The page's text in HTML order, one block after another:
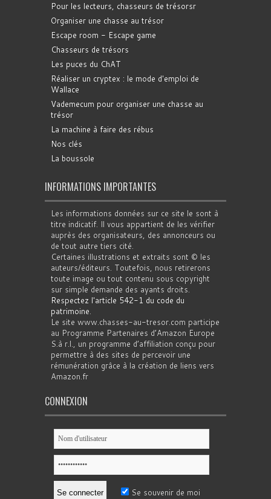
Pour les lecteurs, chasseurs de trésorsr
Organiser une chasse au trésor
Escape room - Escape game
Chasseurs de trésors
Les puces du ChAT
Réaliser un cryptex : le mode d'emploi de
Wallace
Vademecum pour organiser une chasse au
trésor
La machine à faire des rébus
Nos clés
La boussole
INFORMATIONS IMPORTANTES
Les informations données sur ce site le sont à
titre indicatif. Il vous appartient de les vérifier
auprès des organisateurs, des annonceurs ou
de tout autre tiers cité.
Certaines illustrations et extraits sont © les
auteurs/éditeurs. Toutefois, nous retirerons
toute image ou tout contenu sous copyright
sur simple demande des ayants droits.
Respectez l'article 542-1 du code du
patrimoine.
Le site www.chasses-au-tresor.com participe
au Programme Partenaires d’Amazon Europe
S.à r.l., un programme d’affiliation conçu pour
permettre à des sites de percevoir une
rémunération grâce à la création de liens vers
Amazon.fr
CONNEXION
Se souvenir de moi